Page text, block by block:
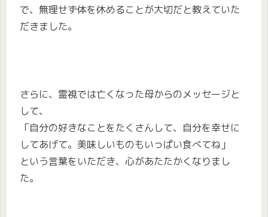
で、無理せず体を休めることが大切だと教えていた
だきました。
さらに、霊視では亡くなった母からのメッセージと
して、
「自分の好きなことをたくさんして、自分を幸せに
してあげて。美味しいものもいっぱい食べてね」
という言葉をいただき、心があたたかくなりまし
た。